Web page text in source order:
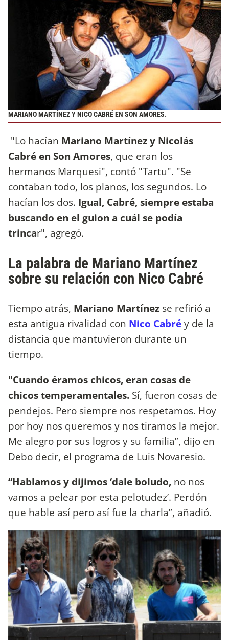
MARIANO MARTÍNEZ Y NICO CABRÉ EN SON AMORES.
"Lo hacían Mariano Martínez y Nicolás
Cabré en Son Amores, que eran los
hermanos Marquesi", contó "Tartu". "Se
contaban todo, los planos, los segundos. Lo
hacían los dos. Igual, Cabré, siempre estaba
buscando en el guion a cuál se podía
trincar", agregó.
La palabra de Mariano Martínez
sobre su relación con Nico Cabré
Tiempo atrás, Mariano Martínez se refirió a
esta antigua rivalidad con Nico Cabréy de la
distancia que mantuvieron durante un
tiempo.
"Cuando éramos chicos, eran cosas de
chicos temperamentales. Sí, fueron cosas de
pendejos. Pero siempre nos respetamos. Hoy
por hoy nos queremos y nos tiramos la mejor.
Me alegro por sus logros y su familia”, dijo en
Debo decir, el programa de Luis Novaresio.
“Hablamos y dijimos ‘dale boludo, no nos
vamos a pelear por esta pelotudez’. Perdón
que hable así pero así fue la charla”, añadió.